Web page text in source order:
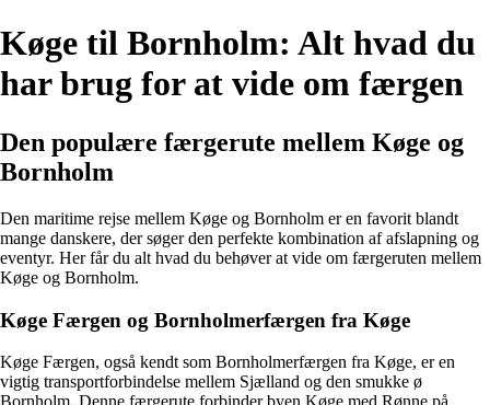
Køge til Bornholm: Alt hvad du
har brug for at vide om færgen
Den populære færgerute mellem Køge og
Bornholm
Den maritime rejse mellem Køge og Bornholm er en favorit blandt
mange danskere, der søger den perfekte kombination af afslapning og
eventyr. Her får du alt hvad du behøver at vide om færgeruten mellem
Køge og Bornholm.
Køge Færgen og Bornholmerfærgen fra Køge
Køge Færgen, også kendt som Bornholmerfærgen fra Køge, er en
vigtig transportforbindelse mellem Sjælland og den smukke ø